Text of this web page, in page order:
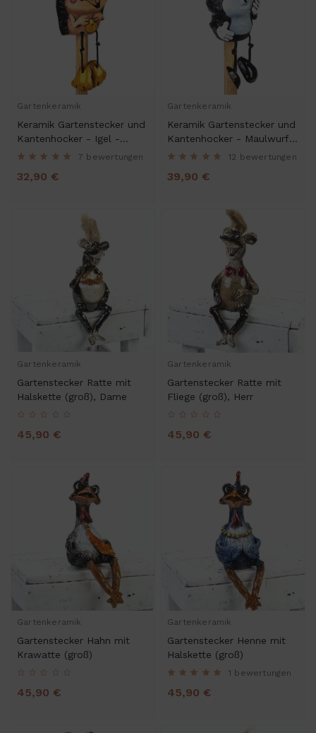
Gartenkeramik
Keramik Gartenstecker und
Kantenhocker - Igel -
Gartendeko
7 bewertungen
32,90 €
Gartenkeramik
Keramik Gartenstecker und
Kantenhocker - Maulwurf -
Gartendeko
12 bewertungen
39,90 €
Gartenkeramik
Gartenstecker Ratte mit
Halskette (groß), Dame
45,90 €
Gartenkeramik
Gartenstecker Ratte mit
Fliege (groß), Herr
45,90 €
Gartenkeramik
Gartenstecker Hahn mit
Krawatte (groß)
45,90 €
Gartenkeramik
Gartenstecker Henne mit
Halskette (groß)
1 bewertungen
45,90 €